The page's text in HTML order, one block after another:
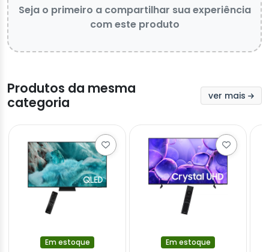
Seja o primeiro a compartilhar sua experiência
com este produto
Produtos da mesma
categoria
ver mais
Em estoque Em estoque